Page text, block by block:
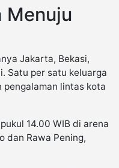
Menuju
Jakarta, Bekasi,
Satu per satu keluarga
pengalaman lintas kota
14.00 WIB di arena
dan Rawa Pening,